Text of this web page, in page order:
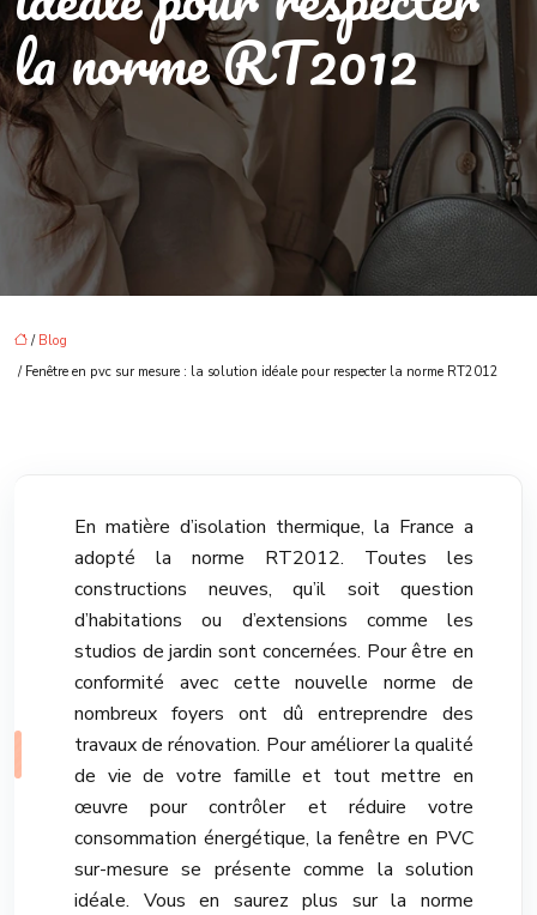
la norme RT2012
/ Blog
/ Fenêtre en pvc sur mesure : la solution idéale pour respecter la norme RT2012
En matière d’isolation thermique, la France a
adopté la norme RT2012. Toutes les
constructions neuves, qu’il soit question
d’habitations ou d’extensions comme les
studios de jardin sont concernées. Pour être en
conformité avec cette nouvelle norme de
nombreux foyers ont dû entreprendre des
travaux de rénovation. Pour améliorer la qualité
de vie de votre famille et tout mettre en
œuvre pour contrôler et réduire votre
consommation énergétique, la fenêtre en PVC
sur-mesure se présente comme la solution
idéale. Vous en saurez plus sur la norme